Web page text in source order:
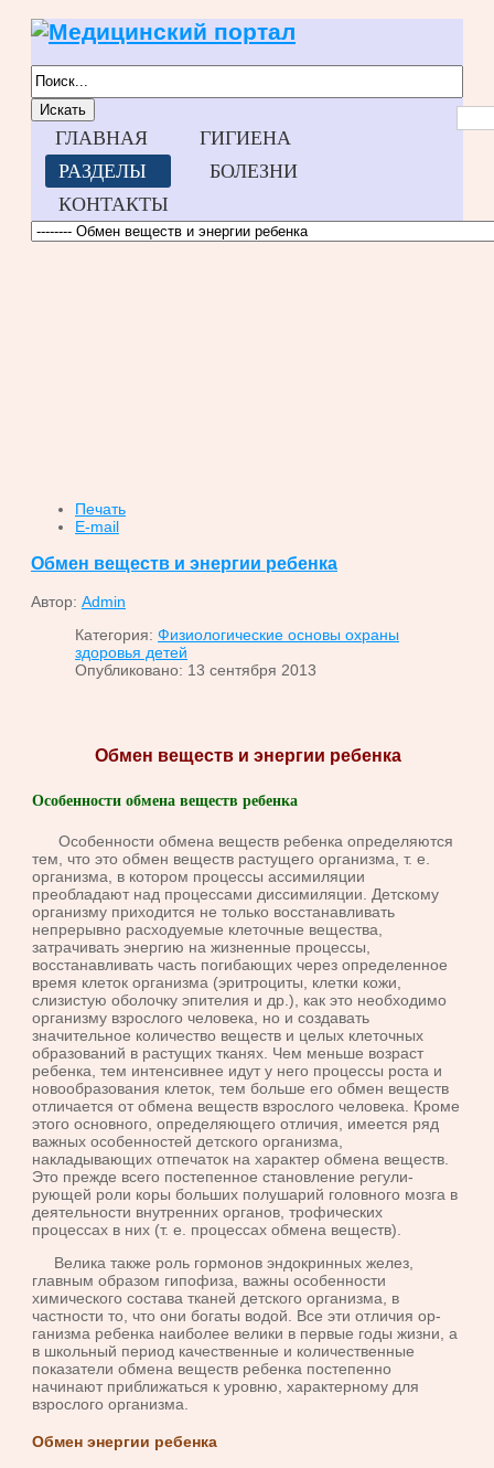
Искать
ГЛАВНАЯ
ГИГИЕНА
РАЗДЕЛЫ
БОЛЕЗНИ
КОНТАКТЫ
Печать
E-mail
Обмен веществ и энергии ребенка
Автор: Admin
Категория: Физиологические основы охраны
здоровья детей
Опубликовано: 13 сентября 2013
Обмен веществ и энергии ребенка
Особенности обмена веществ ребенка
Особенности обмена веществ ребенка определяются
тем, что это обмен веществ растущего организма, т. е.
организма, в котором процессы ассимиляции
преобладают над процессами диссимиляции. Дет­скому
организму приходится не только восстанавливать
непрерывно расходуемые клеточные вещества,
затрачивать энергию на жизненные процессы,
восстанавливать часть погибающих через определенное
вре­мя клеток организма (эритроциты, клетки кожи,
слизистую оболочку эпителия и др.), как это необходимо
организму взрослого человека, но и создавать
значительное количество веществ и целых клеточных
обра­зований в растущих тканях. Чем меньше возраст
ребенка, тем интенсив­нее идут у него процессы роста и
новообразования клеток, тем больше его обмен веществ
отличается от обмена веществ взрослого человека. Кроме
этого основного, определяющего отличия, имеется ряд
важных особенностей детского организма,
накладывающих отпечаток на харак­тер обмена веществ.
Это прежде всего постепенное становление регули­
рующей роли коры больших полушарий головного мозга в
деятельности внутренних органов, трофических
процессах в них (т. е. процессах об­мена веществ).
Велика также роль гормонов эндокринных желез,
главным обра­зом гипофиза, важны особенности
химического состава тканей детского организма, в
частности то, что они богаты водой. Все эти отличия ор­
ганизма ребенка наиболее велики в первые годы жизни, а
в школьный период качественные и количественные
показатели обмена веществ ре­бенка постепенно
начинают приближаться к уровню, характерному для
взрослого организма.
Обмен энергии ребенка